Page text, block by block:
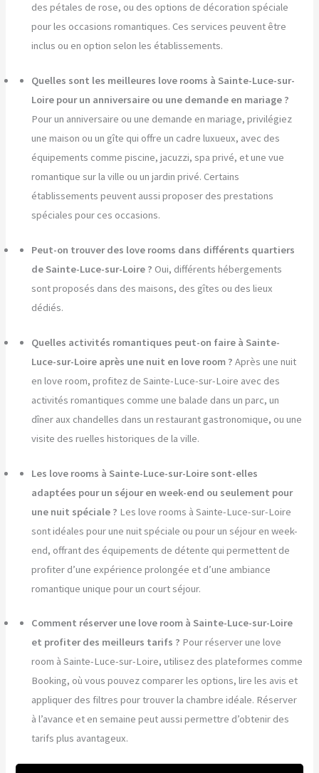
des pétales de rose, ou des options de décoration spéciale
pour les occasions romantiques. Ces services peuvent être
inclus ou en option selon les établissements.
Quelles sont les meilleures love rooms à Sainte-Luce-sur-
Loire pour un anniversaire ou une demande en mariage ?
Pour un anniversaire ou une demande en mariage, privilégiez
une maison ou un gîte qui offre un cadre luxueux, avec des
équipements comme piscine, jacuzzi, spa privé, et une vue
romantique sur la ville ou un jardin privé. Certains
établissements peuvent aussi proposer des prestations
spéciales pour ces occasions.
Peut-on trouver des love rooms dans différents quartiers
de Sainte-Luce-sur-Loire ? Oui, différents hébergements
sont proposés dans des maisons, des gîtes ou des lieux
dédiés.
Quelles activités romantiques peut-on faire à Sainte-
Luce-sur-Loire après une nuit en love room ? Après une nuit
en love room, profitez de Sainte-Luce-sur-Loire avec des
activités romantiques comme une balade dans un parc, un
dîner aux chandelles dans un restaurant gastronomique, ou une
visite des ruelles historiques de la ville.
Les love rooms à Sainte-Luce-sur-Loire sont-elles
adaptées pour un séjour en week-end ou seulement pour
une nuit spéciale ? Les love rooms à Sainte-Luce-sur-Loire
sont idéales pour une nuit spéciale ou pour un séjour en week-
end, offrant des équipements de détente qui permettent de
profiter d’une expérience prolongée et d’une ambiance
romantique unique pour un court séjour.
Comment réserver une love room à Sainte-Luce-sur-Loire
et profiter des meilleurs tarifs ? Pour réserver une love
room à Sainte-Luce-sur-Loire, utilisez des plateformes comme
Booking, où vous pouvez comparer les options, lire les avis et
appliquer des filtres pour trouver la chambre idéale. Réserver
à l’avance et en semaine peut aussi permettre d’obtenir des
tarifs plus avantageux.